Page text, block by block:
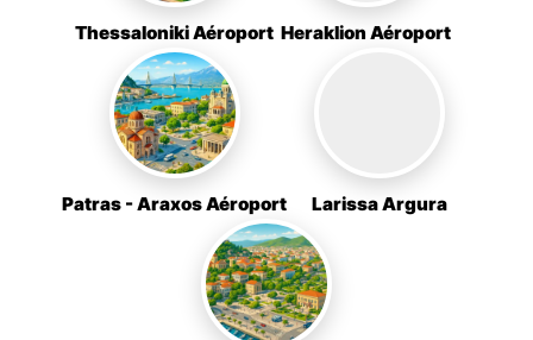
Thessaloniki Aéroport Heraklion Aéroport
Patras - Araxos Aéroport Larissa Argura